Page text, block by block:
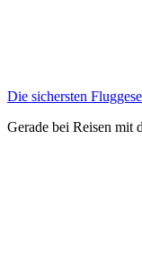
Die sichersten
Gerade bei Reisen mit